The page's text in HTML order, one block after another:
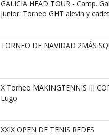
GALICIA HEAD TOUR - Camp.
junior. Torneo GHT alevín y
TORNEO DE NAVIDAD 2MÁS
X Torneo MAKINGTENNIS III
Lugo
XXIX OPEN DE TENIS REDES